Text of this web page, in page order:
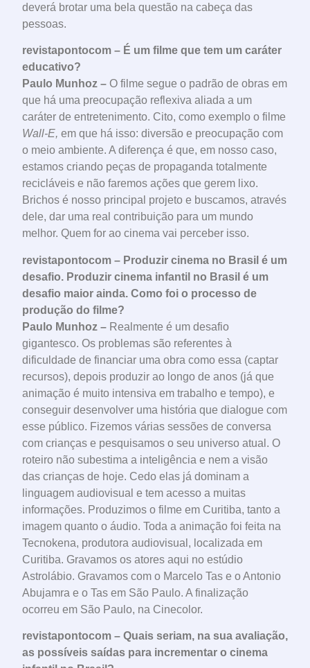
deverá brotar uma bela questão na cabeça das
pessoas.
revistapontocom – É um filme que tem um caráter
educativo?
Paulo Munhoz – O filme segue o padrão de obras em
que há uma preocupação reflexiva aliada a um
caráter de entretenimento. Cito, como exemplo o filme
Wall-E, em que há isso: diversão e preocupação com
o meio ambiente. A diferença é que, em nosso caso,
estamos criando peças de propaganda totalmente
recicláveis e não faremos ações que gerem lixo.
Brichos é nosso principal projeto e buscamos, através
dele, dar uma real contribuição para um mundo
melhor. Quem for ao cinema vai perceber isso.
revistapontocom – Produzir cinema no Brasil é um
desafio. Produzir cinema infantil no Brasil é um
desafio maior ainda. Como foi o processo de
produção do filme?
Paulo Munhoz – Realmente é um desafio
gigantesco. Os problemas são referentes à
dificuldade de financiar uma obra como essa (captar
recursos), depois produzir ao longo de anos (já que
animação é muito intensiva em trabalho e tempo), e
conseguir desenvolver uma história que dialogue com
esse público. Fizemos várias sessões de conversa
com crianças e pesquisamos o seu universo atual. O
roteiro não subestima a inteligência e nem a visão
das crianças de hoje. Cedo elas já dominam a
linguagem audiovisual e tem acesso a muitas
informações. Produzimos o filme em Curitiba, tanto a
imagem quanto o áudio. Toda a animação foi feita na
Tecnokena, produtora audiovisual, localizada em
Curitiba. Gravamos os atores aqui no estúdio
Astrolábio. Gravamos com o Marcelo Tas e o Antonio
Abujamra e o Tas em São Paulo. A finalização
ocorreu em São Paulo, na Cinecolor.
revistapontocom – Quais seriam, na sua avaliação,
as possíveis saídas para incrementar o cinema